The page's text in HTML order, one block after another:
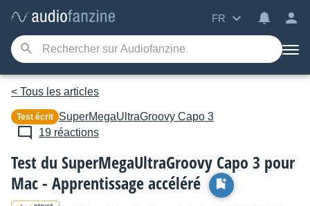
FR
< Tous les articles
Test écrit SuperMegaUltraGroovy Capo 3
19 réactions
Test du SuperMegaUltraGroovy Capo 3 pour
Mac - Apprentissage accéléré